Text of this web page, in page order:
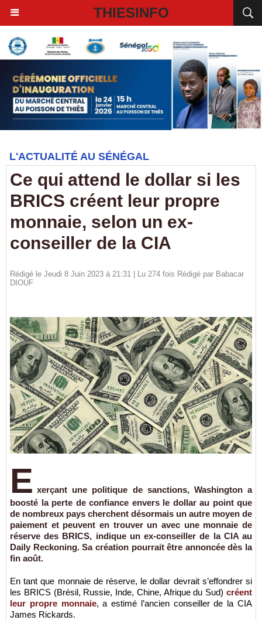
THIESINFO
L'ACTUALITÉ AU SÉNÉGAL
Ce qui attend le dollar si les
BRICS créent leur propre
monnaie, selon un ex-
conseiller de la CIA
Rédigé le Jeudi 8 Juin 2023 à 21:31 | Lu 274 fois Rédigé par Babacar
DIOUF
E xerçant une politique de sanctions, Washington a
boosté la perte de confiance envers le dollar au point que
de nombreux pays cherchent désormais un autre moyen de
paiement et peuvent en trouver un avec une monnaie de
réserve des BRICS, indique un ex-conseiller de la CIA au
Daily Reckoning. Sa création pourrait être annoncée dès la
fin août.
En tant que monnaie de réserve, le dollar devrait s’effondrer si
les BRICS (Brésil, Russie, Inde, Chine, Afrique du Sud) créent
leur propre monnaie, a estimé l’ancien conseiller de la CIA
James Rickards.